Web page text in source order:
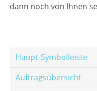
dann noch von Ihnen
Haupt-Symbolleiste
Auftragsübersicht